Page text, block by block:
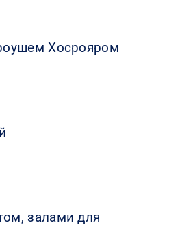
Хосрояром
залами для